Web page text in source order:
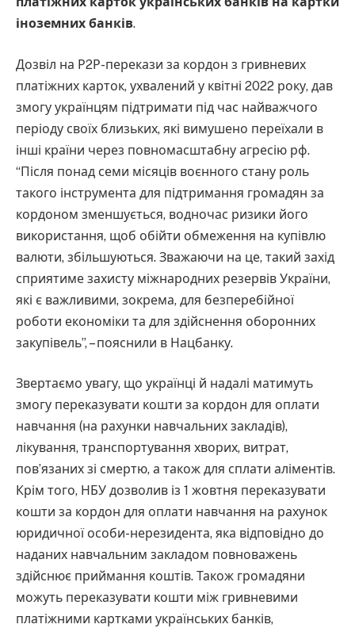
іноземних банків.
Дозвіл на Р2Р-перекази за кордон з гривневих
платіжних карток, ухвалений у квітні 2022 року, дав
змогу українцям підтримати під час найважчого
періоду своїх близьких, які вимушено переїхали в
інші країни через повномасштабну агресію рф.
“Після понад семи місяців воєнного стану роль
такого інструмента для підтримання громадян за
кордоном зменшується, водночас ризики його
використання, щоб обійти обмеження на купівлю
валюти, збільшуються. Зважаючи на це, такий захід
сприятиме захисту міжнародних резервів України,
які є важливими, зокрема, для безперебійної
роботи економіки та для здійснення оборонних
закупівель”, – пояснили в Нацбанку.
Звертаємо увагу, що українці й надалі матимуть
змогу переказувати кошти за кордон для оплати
навчання (на рахунки навчальних закладів),
лікування, транспортування хворих, витрат,
пов’язаних зі смертю, а також для сплати аліментів.
Крім того, НБУ дозволив із 1 жовтня переказувати
кошти за кордон для оплати навчання на рахунок
юридичної особи-нерезидента, яка відповідно до
наданих навчальним закладом повноважень
здійснює приймання коштів. Також громадяни
можуть переказувати кошти між гривневими
платіжними картками українських банків,